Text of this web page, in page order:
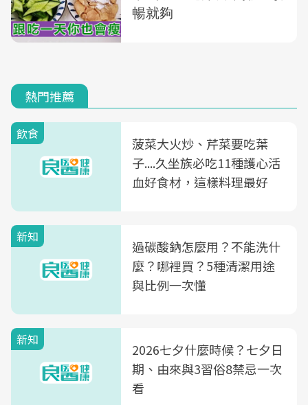
熱門推薦
飲食
菠菜大火炒、芹菜要吃葉
子....久坐族必吃11種護心活
血好食材，這樣料理最好
新知
過碳酸鈉怎麼用？不能洗什
麼？哪裡買？5種清潔用途
與比例一次懂
新知
2026七夕什麼時候？七夕日
期、由來與3習俗8禁忌一次
看